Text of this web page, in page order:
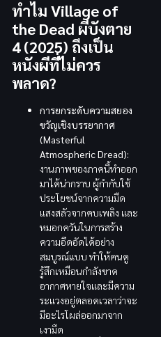
ทำไม Village of
the Dead ผีบังตาย
4 (2025) ถึงเป็น
หนังผีที่ไม่ควร
พลาด?
การยกระดับความสยอง
ขวัญเชิงบรรยากาศ
(Masterful
Atmospheric Dread):
งานภาพของภาคนี้ทำออก
มาได้น่ากราบ ผู้กำกับใช้
ประโยชน์จากความมืด
แสงสลัวจากคบเพลิง และ
หมอกควันในการสร้าง
ความอึดอัดได้อย่าง
สมบูรณ์แบบ ทำให้คนดู
รู้สึกเหมือนกำลังขาด
อากาศหายใจและมีความ
ระแวงอยู่ตลอดเวลาว่าจะ
มีอะไรโผล่ออกมาจาก
เงามืด